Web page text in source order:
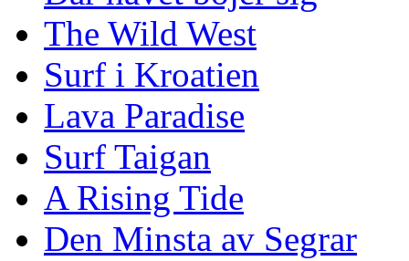
The Wild West
Surf i Kroatien
Lava Paradise
Surf Taigan
A Rising Tide
Den Minsta av Segrar